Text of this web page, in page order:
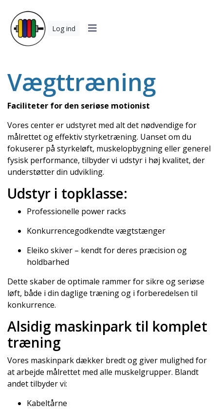
Log ind
Vægttræning
Faciliteter for den seriøse motionist
Vores center er udstyret med alt det nødvendige for
målrettet og effektiv styrketræning. Uanset om du
fokuserer på styrkeløft, muskelopbygning eller generel
fysisk performance, tilbyder vi udstyr i høj kvalitet, der
understøtter din udvikling.
Udstyr i topklasse:
Professionelle power racks
Konkurrencegodkendte vægtstænger
Eleiko skiver – kendt for deres præcision og
holdbarhed
Dette skaber de optimale rammer for sikre og seriøse
løft, både i din daglige træning og i forberedelsen til
konkurrence.
Alsidig maskinpark til komplet
træning
Vores maskinpark dækker bredt og giver mulighed for
at arbejde målrettet med alle muskelgrupper. Blandt
andet tilbyder vi:
Kabeltårne